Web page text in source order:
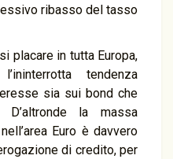
ribasso del tasso
placare in tutta Europa,
tendenza
sia sui bond che
la massa
Euro è davvero
di credito, per